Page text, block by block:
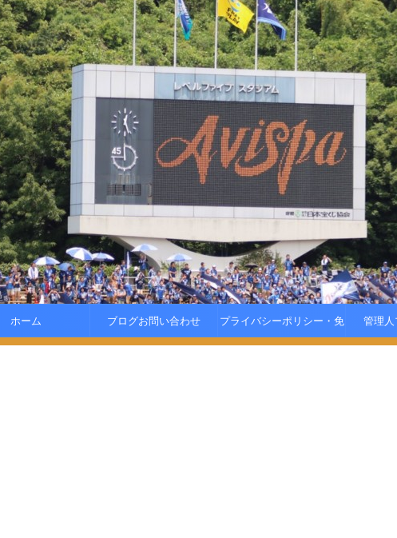
ホーム ブログお問い合わせ プライバシーポリシー・免 管理